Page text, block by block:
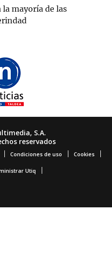
la mayoría de las
S.A.
reservados
Condiciones de uso Cookies
Utiq